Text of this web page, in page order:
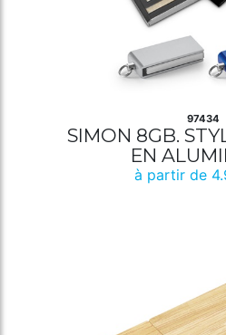
97434
SIMON 8GB.
EN
à partir de